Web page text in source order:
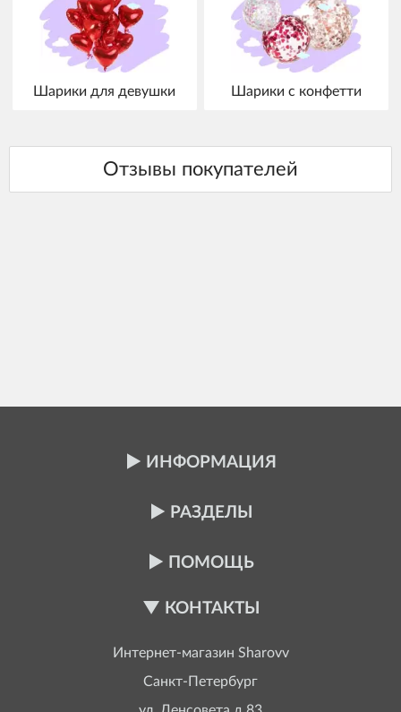
Шарики для девушки Шарики с конфетти
ИНФОРМАЦИЯ
РАЗДЕЛЫ
ПОМОЩЬ
КОНТАКТЫ
Интернет-магазин Sharovv
Санкт-Петербург